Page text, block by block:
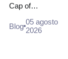
Fabergé,
e vesti di
Cap of
double throne of
Blog 05 agosto
2026